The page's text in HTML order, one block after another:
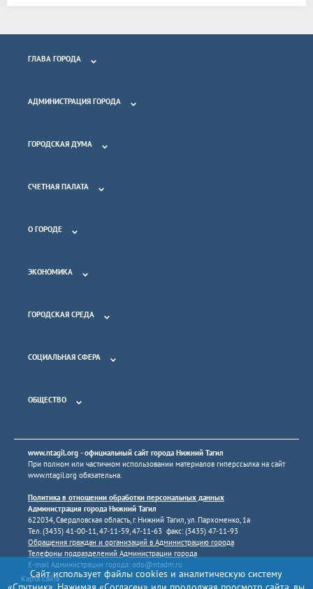
ГЛАВА ГОРОДА
АДМИНИСТРАЦИЯ ГОРОДА
ГОРОДСКАЯ ДУМА
СЧЕТНАЯ ПАЛАТА
О ГОРОДЕ
ЭКОНОМИКА
ГОРОДСКАЯ СРЕДА
СОЦИАЛЬНАЯ СФЕРА
ОБЩЕСТВО
www.ntagil.org - официальный сайт города Нижний Тагил
При полном или частичном использовании материалов гиперссылка на сайт
www.ntagil.org обязательна.
Политика в отношении обработки персональных данных
Администрация города Нижний Тагил
622034, Свердловская область, г. Нижний Тагил, ул. Пархоменко, 1а
Тел. (3435) 41-00-11, 47-11-59, 47-11-63 факс: (3435) 47-11-93
Обращения граждан и организаций в Администрацию города
Телефоны подразделений Администрации города
E-mail Администрации города: odo@ntadm.ru
Карта сайта
Сайт использует файлы cookies и аналитическую систему